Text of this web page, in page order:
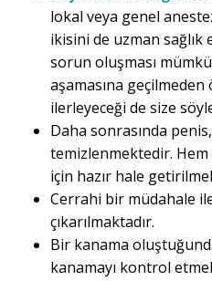
lokal veya genel
ikisini de uzman sağlık
sorun oluşması
aşamasına
ilerleyeceği de size
Daha sonrasında
temizlenmektedir. Hem
için hazır hale
Cerrahi bir müdahale
çıkarılmaktadır.
Bir kanama
kanamayı kontrol